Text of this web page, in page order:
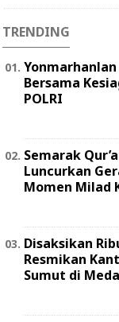
TRENDING
Bersama
POLRI
Semarak
Luncurkan
Momen Milad
Disaksikan
Resmikan
Sumut di